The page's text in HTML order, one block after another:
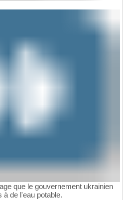
que le gouvernement ukrainien
à de l'eau potable.